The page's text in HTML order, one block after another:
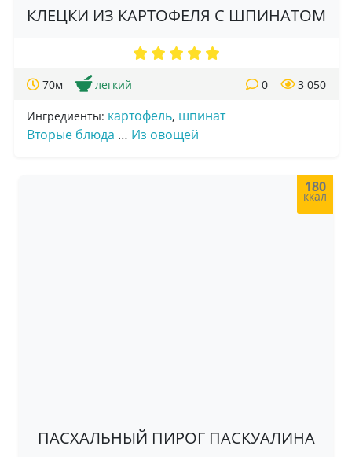
КЛЕЦКИ ИЗ КАРТОФЕЛЯ С ШПИНАТОМ
70м легкий 3 050
0
Ингредиенты: картофель, шпинат
Вторые блюда … Из овощей
180
ккал
ПАСХАЛЬНЫЙ ПИРОГ ПАСКУАЛИНА